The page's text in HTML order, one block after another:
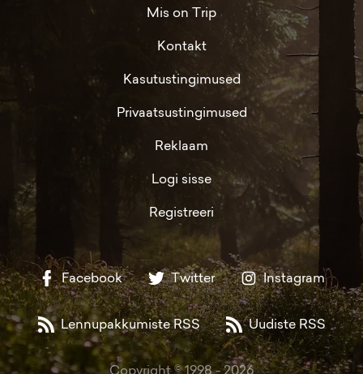
Mis on Trip
Kontakt
Kasutustingimused
Privaatsustingimused
Reklaam
Logi sisse
Registreeri
Facebook Twitter Instagram
Lennupakkumiste RSS Uudiste RSS
Copyright © 1998 -2026